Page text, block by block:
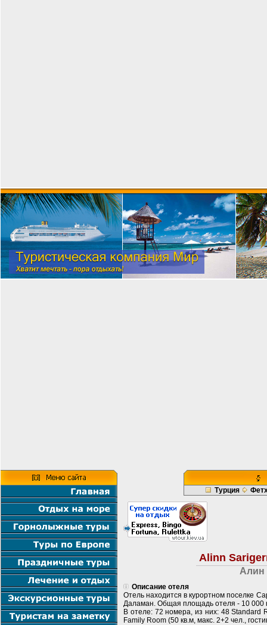
Турция
Alinn
Алин
Описание отеля
Отель находится в курортном поселке
Даламан. Общая площадь отеля - 10 000
В отеле: 72 номера, из них: 48 Standard
Family Room (50 кв.м, макс. 2+2 чел.,